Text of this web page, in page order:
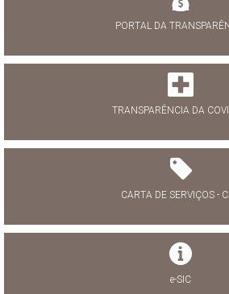
PORTAL DA
TRANSPARÊNCIA DA
CARTA DE SERVIÇOS -
e-SIC